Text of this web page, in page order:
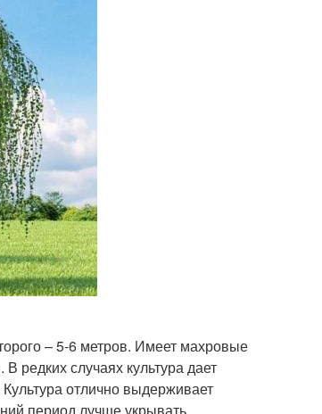
– 5-6 метров. Имеет махровые
редких случаях культура дает
отлично выдерживает